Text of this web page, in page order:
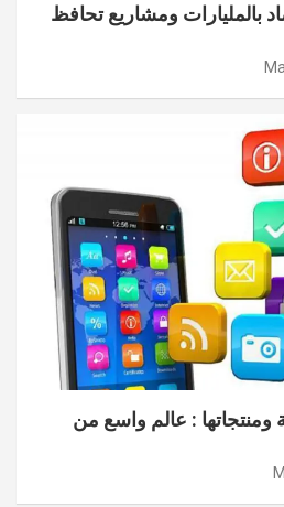
بالمليارات ومشاريع تحافظ
ومنتجاتها : عالم واسع من